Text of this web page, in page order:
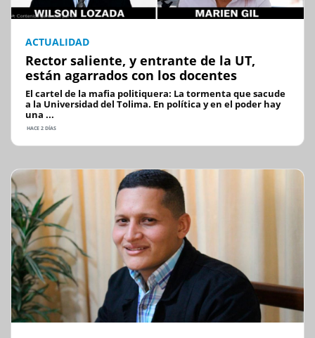
ACTUALIDAD
Rector saliente, y entrante de la UT,
están agarrados con los docentes
El cartel de la mafia politiquera: La tormenta que sacude
a la Universidad del Tolima. En política y en el poder hay
una ...
HACE 2 DÍAS